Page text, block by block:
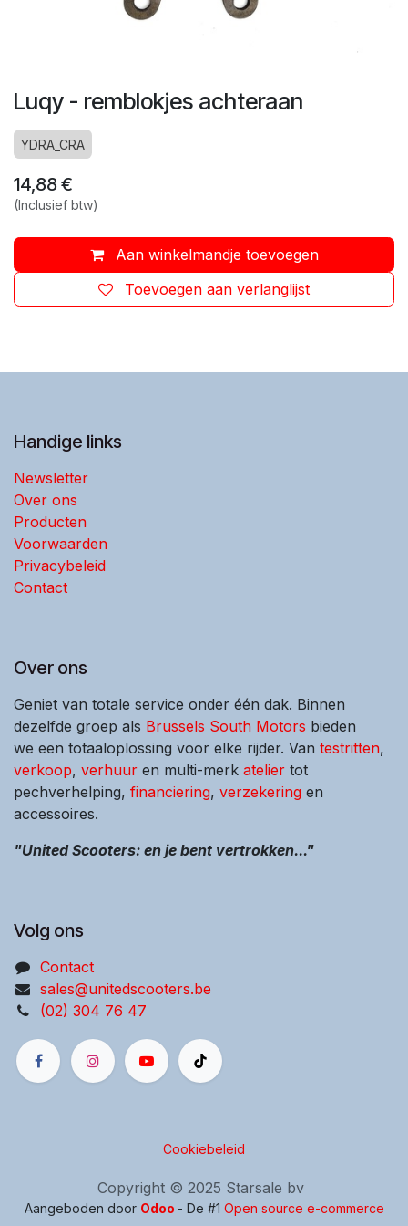
Luqy - remblokjes achteraan
YDRA_CRA
14,88€
(Inclusief btw)
Aan winkelmandje toevoegen
Toevoegen aan verlanglijst
Handige links
Newsletter
Over ons
Producten
Voorwaarden
Privacybeleid
Contact
Over ons
Geniet van totale service onder één dak. Binnen
dezelfde groep als Brussels South Motors bieden
we een totaaloplossing voor elke rijder. Van testritten,
verkoop, verhuur en multi-merk atelier tot
pechverhelping, financiering, verzekering en
accessoires.
"United Scooters: en je bent vertrokken..."
Volg ons
Contact
sales@unitedscooters.be
(02) 304 76 47
Cookiebeleid
Copyright © 2025 Starsale bv
Aangeboden door Odoo - De #1 Open source e-commerce